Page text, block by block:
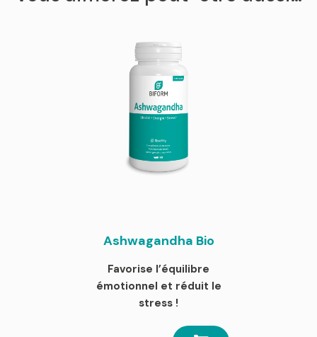
Ashwagandha Bio
Favorise l’équilibre
émotionnel et réduit le
stress !